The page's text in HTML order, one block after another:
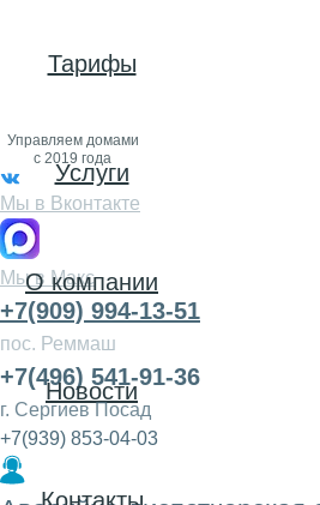
Управляем домами
с 2019 года
Мы в Вконтакте
Мы в Макс
+7(909) 994-13-51
пос. Реммаш
+7(496) 541-91-36
г. Сергиев Посад
+7(939) 853-04-03
Тарифы
Услуги
О компании
Новости